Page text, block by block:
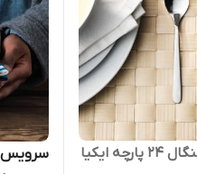
سرویس قاشق و چنگال 24 پارچه ایکیا